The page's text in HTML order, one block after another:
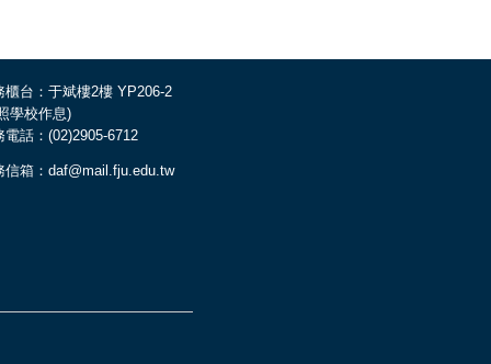
櫃台：于斌樓2樓 YP206-2
學校作息)
電話：(02)2905-6712
信箱：daf@mail.fju.edu.tw